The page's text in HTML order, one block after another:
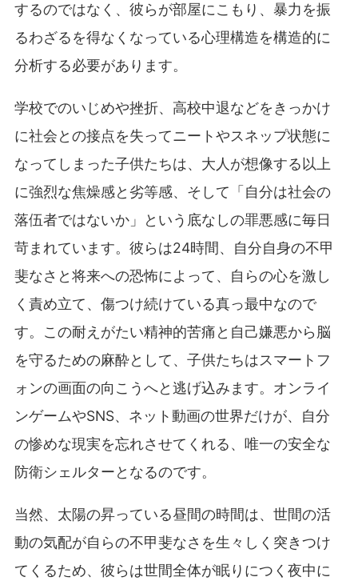
するのではなく、彼らが部屋にこもり、暴力を振
るわざるを得なくなっている心理構造を構造的に
分析する必要があります。
学校でのいじめや挫折、高校中退などをきっかけ
に社会との接点を失ってニートやスネップ状態に
なってしまった子供たちは、大人が想像する以上
に強烈な焦燥感と劣等感、そして「自分は社会の
落伍者ではないか」という底なしの罪悪感に毎日
苛まれています。彼らは24時間、自分自身の不甲
斐なさと将来への恐怖によって、自らの心を激し
く責め立て、傷つけ続けている真っ最中なので
す。この耐えがたい精神的苦痛と自己嫌悪から脳
を守るための麻酔として、子供たちはスマートフ
ォンの画面の向こうへと逃げ込みます。オンライ
ンゲームやSNS、ネット動画の世界だけが、自分
の惨めな現実を忘れさせてくれる、唯一の安全な
防衛シェルターとなるのです。
当然、太陽の昇っている昼間の時間は、世間の活
動の気配が自らの不甲斐なさを生々しく突きつけ
てくるため、彼らは世間全体が眠りにつく夜中に